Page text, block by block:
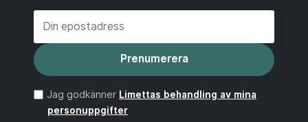
Prenumerera
Jag godkänner Limettas behandling av mina
personuppgifter